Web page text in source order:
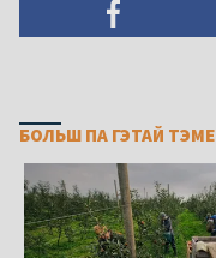
БОЛЬШ ПА ГЭТАЙ ТЭМЕ